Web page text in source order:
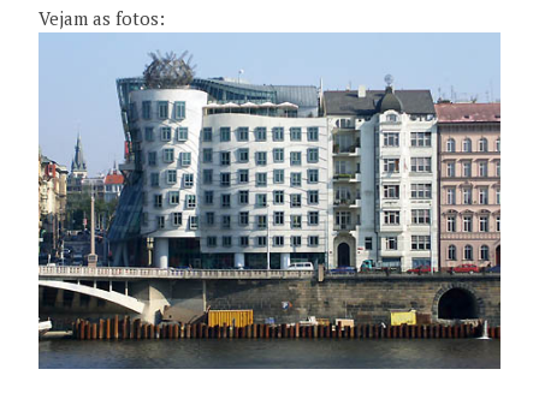
Vejam as fotos: